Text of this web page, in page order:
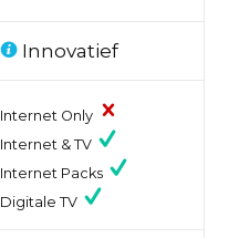
Innovatief
Internet Only
Internet & TV
Internet Packs
Digitale TV